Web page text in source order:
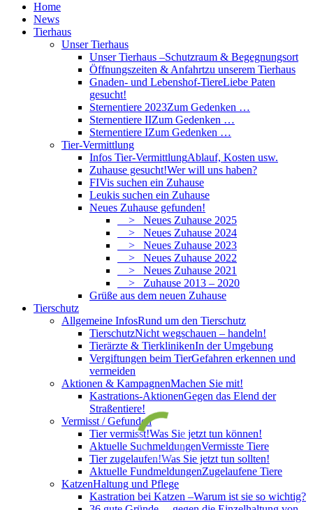
Home
News
Tierhaus
Unser Tierhaus
Unser Tierhaus –Schutzraum & Begegnungsort
Öffnungszeiten & Anfahrtzu unserem Tierhaus
Gnaden- und Lebenshof-TiereLiebe Paten
gesucht!
Sternentiere 2023Zum Gedenken …
Sternentiere IIZum Gedenken …
Sternentiere IZum Gedenken …
Tier-Vermittlung
Infos Tier-VermittlungAblauf, Kosten usw.
Zuhause gesucht!Wer will uns haben?
FIVis suchen ein Zuhause
Leukis suchen ein Zuhause
Neues Zuhause gefunden!
> Neues Zuhause 2025
> Neues Zuhause 2024
> Neues Zuhause 2023
> Neues Zuhause 2022
> Neues Zuhause 2021
> Zuhause 2013 – 2020
Grüße aus dem neuen Zuhause
Tierschutz
Allgemeine InfosRund um den Tierschutz
TierschutzNicht wegschauen – handeln!
Tierärzte & TierklinikenIn der Umgebung
Vergiftungen beim TierGefahren erkennen und
vermeiden
Aktionen & KampagnenMachen Sie mit!
Kastrations-AktionenGegen das Elend der
Straßentiere!
Vermisst / Gefunden
Tier vermisst!Was Sie jetzt tun können!
Aktuelle SuchmeldungenVermisste Tiere
Tier zugelaufen!Was Sie jetzt tun sollten!
Aktuelle FundmeldungenZugelaufene Tiere
KatzenHaltung und Pflege
Kastration bei Katzen –Warum ist sie so wichtig?